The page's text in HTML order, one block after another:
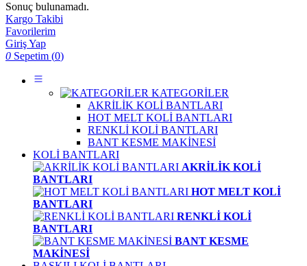
Sonuç bulunamadı.
Kargo Takibi
Favorilerim
Giriş Yap
0 Sepetim (0)
KATEGORİLER
AKRİLİK KOLİ BANTLARI
HOT MELT KOLİ BANTLARI
RENKLİ KOLİ BANTLARI
BANT KESME MAKİNESİ
KOLİ BANTLARI
AKRİLİK KOLİ
BANTLARI
HOT MELT KOLİ
BANTLARI
RENKLİ KOLİ
BANTLARI
BANT KESME
MAKİNESİ